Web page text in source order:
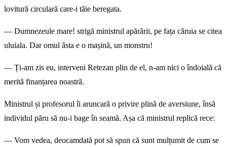
lovitură circulară care-i tăie beregata.
— Dumnezeule mare! strigă ministrul apărării, pe fața căruia se citea
uluiala. Dar omul ăsta e o mașină, un monstru!
— Ți-am zis eu, interveni Retezan plin de el, n-am nici o îndoială că
merită finanțarea noastră.
Ministrul și profesorul îi aruncară o privire plină de aversiune, însă
individul păru să nu-i bage în seamă. Așa că ministrul replică rece:
— Vom vedea, deocamdată pot să spun că sunt mulțumit de cum se